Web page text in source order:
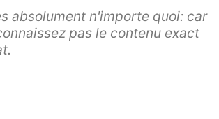
absolument n'importe quoi: car
pas le contenu exact